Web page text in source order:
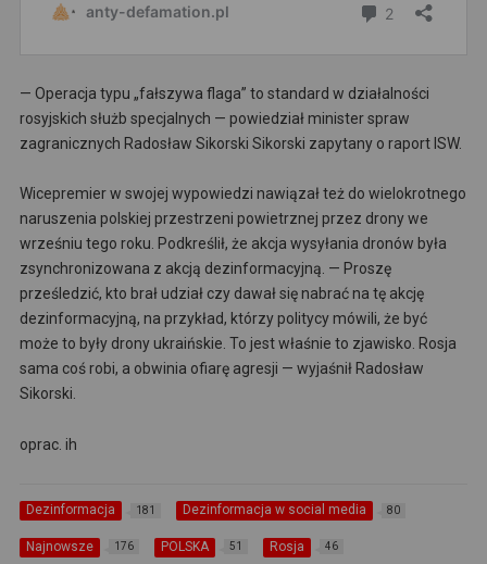
— Operacja typu „fałszywa flaga” to standard w działalności
rosyjskich służb specjalnych — powiedział minister spraw
zagranicznych Radosław Sikorski Sikorski zapytany o raport ISW.
Wicepremier w swojej wypowiedzi nawiązał też do wielokrotnego
naruszenia polskiej przestrzeni powietrznej przez drony we
wrześniu tego roku. Podkreślił, że akcja wysyłania dronów była
zsynchronizowana z akcją dezinformacyjną. — Proszę
prześledzić, kto brał udział czy dawał się nabrać na tę akcję
dezinformacyjną, na przykład, którzy politycy mówili, że być
może to były drony ukraińskie. To jest właśnie to zjawisko. Rosja
sama coś robi, a obwinia ofiarę agresji — wyjaśnił Radosław
Sikorski.
oprac. ih
Dezinformacja 181 Dezinformacja w social media 80
Najnowsze 176 POLSKA 51 Rosja 46